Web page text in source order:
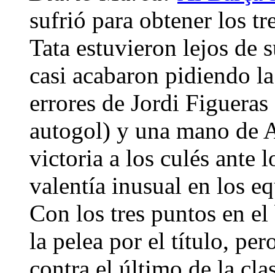
sufrió para obtener los
Tata estuvieron lejos de
casi acabaron pidiendo
errores de Jordi
autogol) y una mano de
victoria a los culés ante
valentía inusual en los
Con los tres puntos en
la pelea por el título,